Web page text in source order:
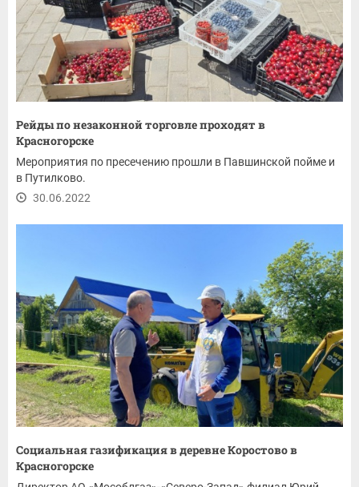
Рейды по незаконной торговле проходят в
Красногорске
Мероприятия по пресечению прошли в Павшинской пойме и
в Путилково.
30.06.2022
Социальная газификация в деревне Коростово в
Красногорске